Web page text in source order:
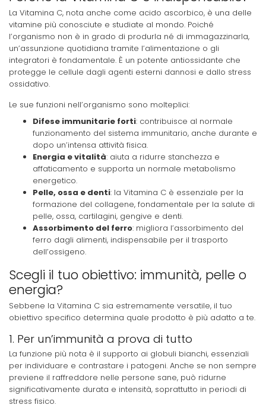
La Vitamina C, nota anche come acido ascorbico, è una delle
vitamine più conosciute e studiate al mondo. Poiché
l’organismo non è in grado di produrla né di immagazzinarla,
un’assunzione quotidiana tramite l’alimentazione o gli
integratori è fondamentale. È un potente antiossidante che
protegge le cellule dagli agenti esterni dannosi e dallo stress
ossidativo.
Le sue funzioni nell’organismo sono molteplici:
Difese immunitarie forti: contribuisce al normale
funzionamento del sistema immunitario, anche durante e
dopo un’intensa attività fisica.
Energia e vitalità: aiuta a ridurre stanchezza e
affaticamento e supporta un normale metabolismo
energetico.
Pelle, ossa e denti: la Vitamina C è essenziale per la
formazione del collagene, fondamentale per la salute di
pelle, ossa, cartilagini, gengive e denti.
Assorbimento del ferro: migliora l’assorbimento del
ferro dagli alimenti, indispensabile per il trasporto
dell’ossigeno.
Scegli il tuo obiettivo: immunità, pelle o
energia?
Sebbene la Vitamina C sia estremamente versatile, il tuo
obiettivo specifico determina quale prodotto è più adatto a te.
1. Per un’immunità a prova di tutto
La funzione più nota è il supporto ai globuli bianchi, essenziali
per individuare e contrastare i patogeni. Anche se non sempre
previene il raffreddore nelle persone sane, può ridurne
significativamente durata e intensità, soprattutto in periodi di
stress fisico.